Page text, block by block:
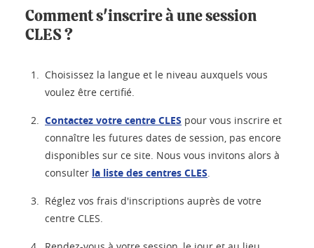
Comment s'inscrire à une session
CLES ?
Choisissez la langue et le niveau auxquels vous
voulez être certifié.
Contactez votre centre CLES pour vous inscrire et
connaître les futures dates de session, pas encore
disponibles sur ce site. Nous vous invitons alors à
consulter la liste des centres CLES.
Réglez vos frais d'inscriptions auprès de votre
centre CLES.